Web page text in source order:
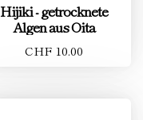
Hijiki - getrocknete
Algen aus Oita
CHF 10.00